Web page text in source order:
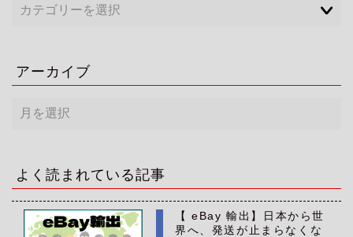
アーカイブ
ー
ブ
よく読まれている記事
【 eBay 輸出】日本から世
界へ、発送が止まらなくな